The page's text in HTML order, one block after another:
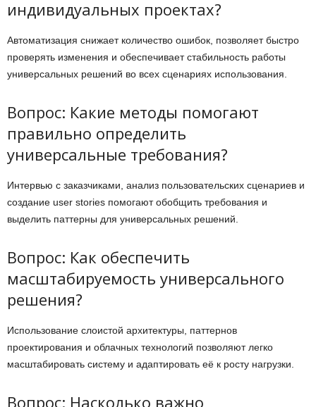
индивидуальных проектах?
Автоматизация снижает количество ошибок, позволяет быстро
проверять изменения и обеспечивает стабильность работы
универсальных решений во всех сценариях использования.
Вопрос: Какие методы помогают
правильно определить
универсальные требования?
Интервью с заказчиками, анализ пользовательских сценариев и
создание user stories помогают обобщить требования и
выделить паттерны для универсальных решений.
Вопрос: Как обеспечить
масштабируемость универсального
решения?
Использование слоистой архитектуры, паттернов
проектирования и облачных технологий позволяют легко
масштабировать систему и адаптировать её к росту нагрузки.
Вопрос: Насколько важно